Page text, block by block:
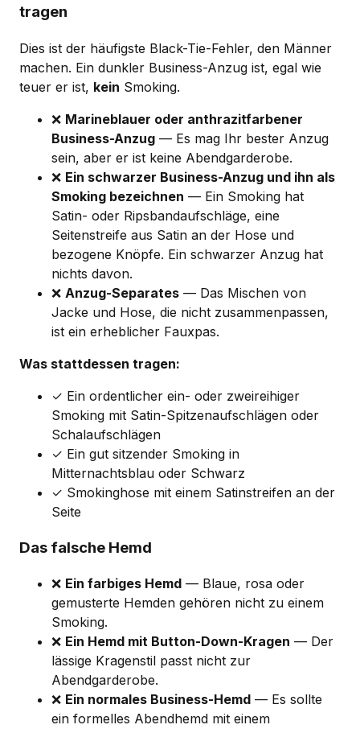
tragen
Dies ist der häufigste Black-Tie-Fehler, den Männer
machen. Ein dunkler Business-Anzug ist, egal wie
teuer er ist, kein Smoking.
❌ Marineblauer oder anthrazitfarbener
Business-Anzug — Es mag Ihr bester Anzug
sein, aber er ist keine Abendgarderobe.
❌ Ein schwarzer Business-Anzug und ihn als
Smoking bezeichnen — Ein Smoking hat
Satin- oder Ripsbandaufschläge, eine
Seitenstreife aus Satin an der Hose und
bezogene Knöpfe. Ein schwarzer Anzug hat
nichts davon.
❌ Anzug-Separates — Das Mischen von
Jacke und Hose, die nicht zusammenpassen,
ist ein erheblicher Fauxpas.
Was stattdessen tragen:
✓ Ein ordentlicher ein- oder zweireihiger
Smoking mit Satin-Spitzenaufschlägen oder
Schalaufschlägen
✓ Ein gut sitzender Smoking in
Mitternachtsblau oder Schwarz
✓ Smokinghose mit einem Satinstreifen an der
Seite
Das falsche Hemd
❌ Ein farbiges Hemd — Blaue, rosa oder
gemusterte Hemden gehören nicht zu einem
Smoking.
❌ Ein Hemd mit Button-Down-Kragen — Der
lässige Kragenstil passt nicht zur
Abendgarderobe.
❌ Ein normales Business-Hemd — Es sollte
ein formelles Abendhemd mit einem